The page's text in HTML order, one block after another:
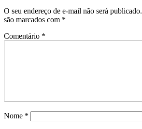
O seu endereço de e-mail não será publicado.
são marcados com *
Comentário *
Nome *